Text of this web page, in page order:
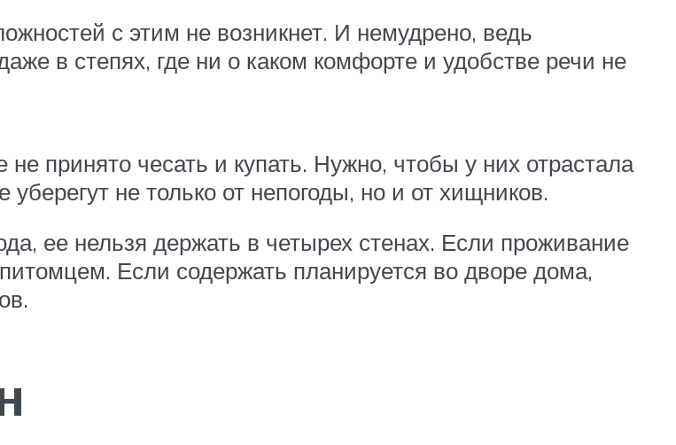
с этим не возникнет. И немудрено, ведь
в степях, где ни о каком комфорте и удобстве речи не
принято чесать и купать. Нужно, чтобы у них отрастала
не только от непогоды, но и от хищников.
ее нельзя держать в четырех стенах. Если проживание
Если содержать планируется во дворе дома,